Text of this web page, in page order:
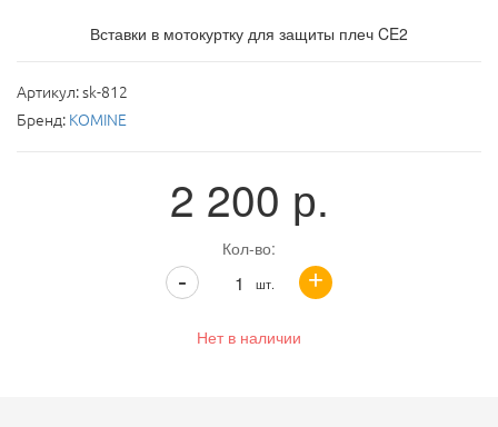
Вставки в мотокуртку для защиты плеч CE2
Артикул:sk-812
Бренд: KOMINE
2 200 р.
Кол-во:
шт. +
-
Нет в наличии